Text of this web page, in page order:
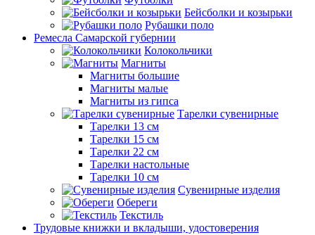
Бейсболки и козырьки
Рубашки поло
Ремесла Самарской губернии
Колокольчики
Магниты
Магниты большие
Магниты малые
Магниты из гипса
Тарелки сувенирные
Тарелки 13 см
Тарелки 15 см
Тарелки 22 см
Тарелки настольные
Тарелки 10 см
Сувенирные изделия
Обереги
Текстиль
Трудовые книжки и вкладыши, удостоверения